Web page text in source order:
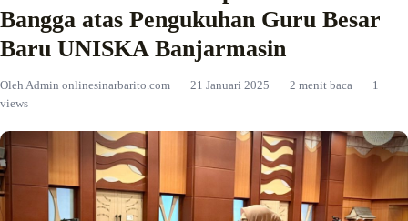
Bangga atas Pengukuhan Guru Besar
Baru UNISKA Banjarmasin
Oleh Admin onlinesinarbarito.com · 21 Januari 2025 · 2 menit baca ·
1
views